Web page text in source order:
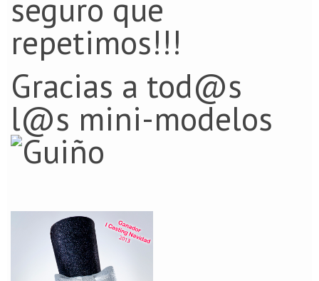
seguro que
repetimos!!!
Gracias a tod@s
l@s mini-modelos